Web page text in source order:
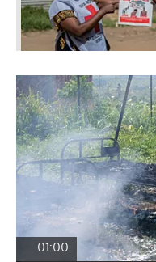
01:00